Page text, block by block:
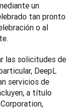
un
tan pronto
o al
las solicitudes de
DeepL
servicios de
a título